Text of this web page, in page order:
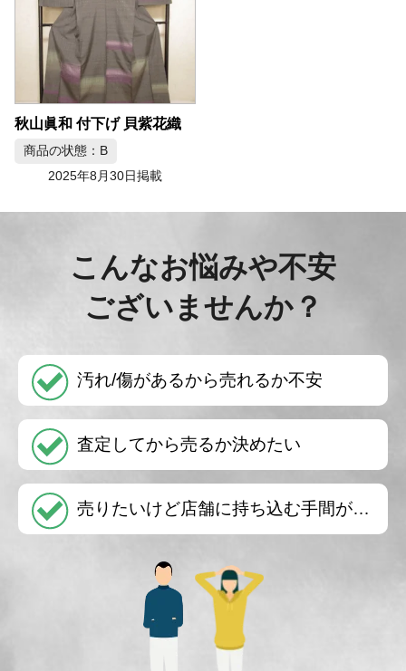
秋山眞和 付下げ 貝紫花織
商品の状態：B
2025年8月30日掲載
こんなお悩みや不安
ございませんか？
汚れ/傷があるから売れるか不安
査定してから売るか決めたい
売りたいけど店舗に持ち込む手間が…